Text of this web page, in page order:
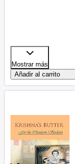
Mostrar más
Añadir al carrito